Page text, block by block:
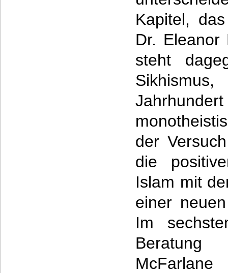
Kapitel,
Dr. Eleanor
steht
der
die
Islam mit
einer
Im